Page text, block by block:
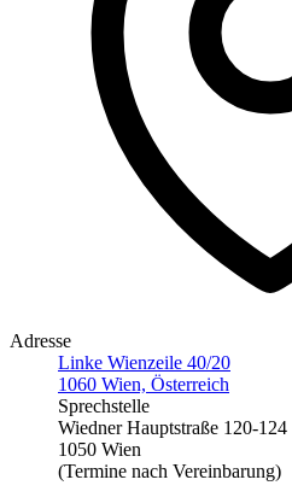
Adresse
Linke Wienzeile 40/20
1060 Wien, Österreich
Sprechstelle
Wiedner Hauptstraße 120-124
1050 Wien
(Termine nach Vereinbarung)